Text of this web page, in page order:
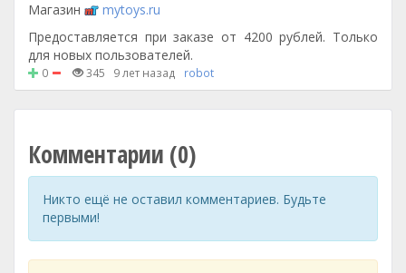
Магазин
mytoys.ru
Предоставляется при заказе от 4200 рублей. Только
для новых пользователей.
0 345 9 лет назад robot
Комментарии (0)
Никто ещё не оставил комментариев. Будьте
первыми!